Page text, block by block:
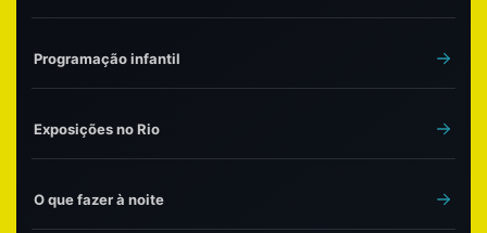
Programação infantil
Exposições no Rio
O que fazer à noite